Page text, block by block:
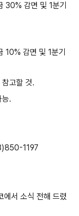
30% 감면 및 1분기
10% 감면 및 1분기
참고할 것.
.
1197
에서 소식 전해 드렸